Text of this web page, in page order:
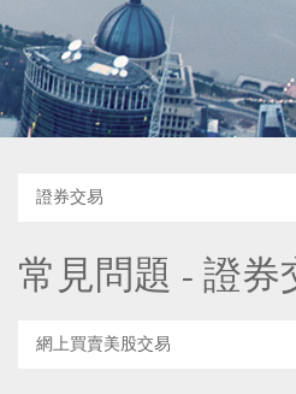
證券交易
常見問題 - 證券
網上買賣美股交易